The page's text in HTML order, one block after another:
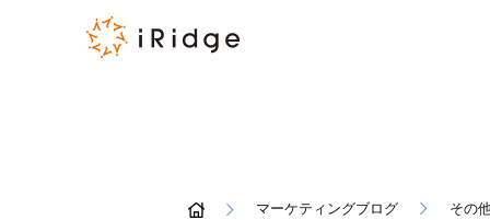
マーケティングブログ その